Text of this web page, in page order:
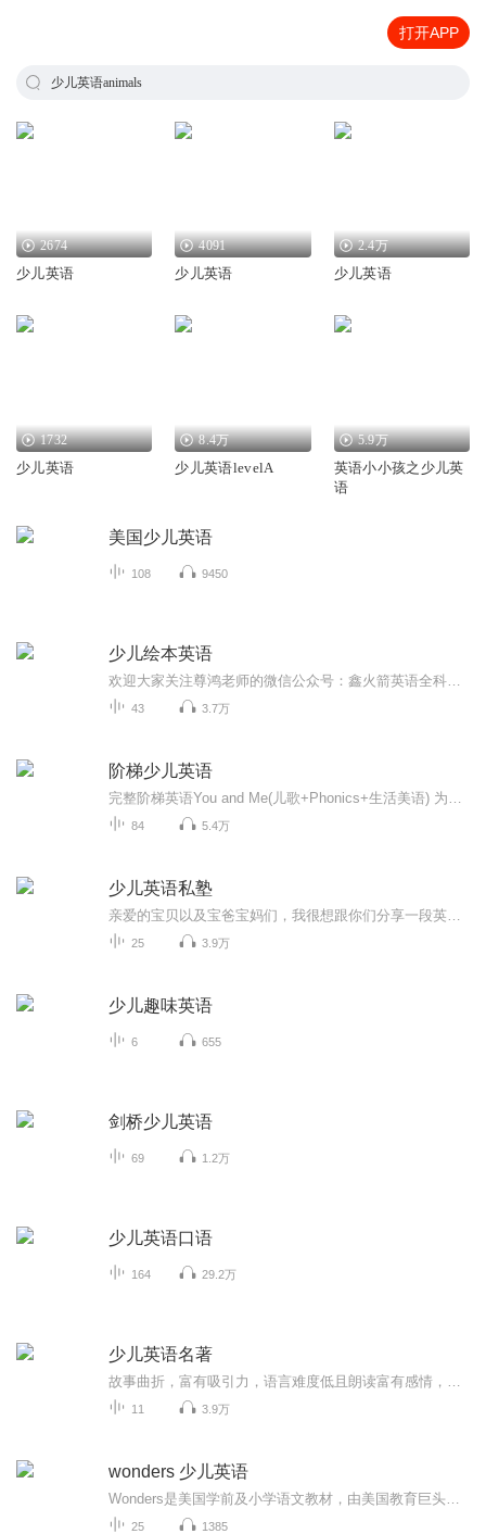
打开APP
少儿英语animals
2674
少儿英语
4091
少儿英语
2.4万
少儿英语
1732
少儿英语
8.4万
少儿英语levelA
5.9万
英语小小孩之少儿英
语
美国少儿英语
108 9450
少儿绘本英语
43 3.7万
阶梯少儿英语
84 5.4万
少儿英语私塾
25 3.9万
少儿趣味英语
6 655
剑桥少儿英语
69 1.2万
少儿英语口语
164 29.2万
少儿英语名著
11 3.9万
wonders 少儿英语
25 1385